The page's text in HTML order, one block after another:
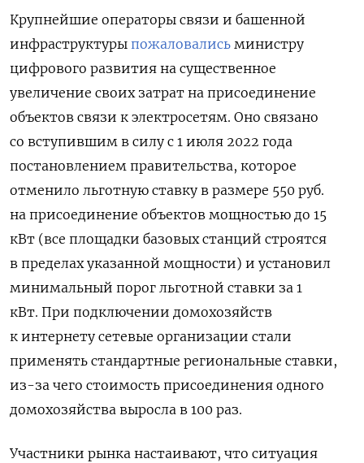
Крупнейшие операторы связи и башенной
инфраструктуры пожаловались министру
цифрового развития на существенное
увеличение своих затрат на присоединение
объектов связи к электросетям. Оно связано
со вступившим в силу с 1 июля 2022 года
постановлением правительства, которое
отменило льготную ставку в размере 550 руб.
на присоединение объектов мощностью до 15
кВт (все площадки базовых станций строятся
в пределах указанной мощности) и установил
минимальный порог льготной ставки за 1
кВт. При подключении домохозяйств
к интернету сетевые организации стали
применять стандартные региональные ставки,
из-за чего стоимость присоединения одного
домохозяйства выросла в 100 раз.
Участники рынка настаивают, что ситуация